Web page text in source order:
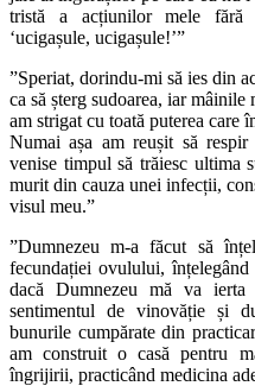
tristă a acțiunilor mele fără
‘ucigașule, ucigașule!’”
”Speriat, dorindu-mi să ies din
ca să șterg sudoarea, iar
am strigat cu toată puterea care
Numai așa am reușit să
venise timpul să trăiesc ultima
murit din cauza unei infecții,
visul meu.”
”Dumnezeu m-a făcut să
fecundației ovulului,
dacă Dumnezeu mă va
sentimentul de vinovăție și
bunurile cumpărate din
am construit o casă pentru
îngrijirii, practicând medicina